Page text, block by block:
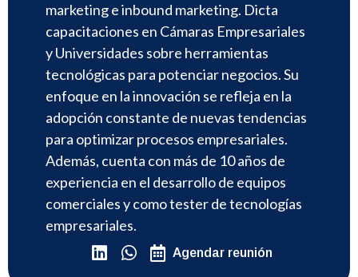
marketing e inbound marketing. Dicta
capacitaciones en Cámaras Empresariales
y Universidades sobre herramientas
tecnológicas para potenciar negocios. Su
enfoque en la innovación se refleja en la
adopción constante de nuevas tendencias
para optimizar procesos empresariales.
Además, cuenta con más de 10 años de
experiencia en el desarrollo de equipos
comerciales y como tester de tecnologías
empresariales.
Agendar reunión